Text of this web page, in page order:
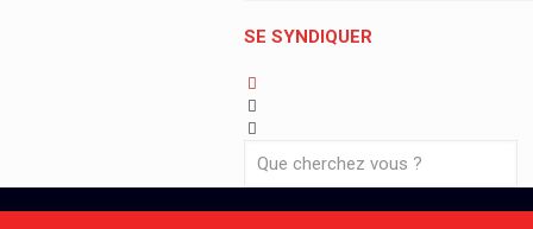
SE SYNDIQUER